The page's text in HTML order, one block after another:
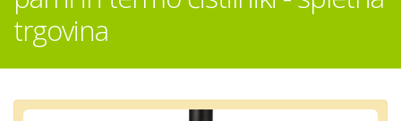
trgovina